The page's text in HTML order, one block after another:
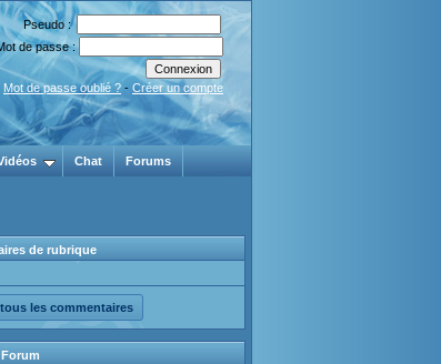
Pseudo :
de passe :
Mot de passe oublié ? - Créer un compte
Chat Forums
de rubrique
les commentaires